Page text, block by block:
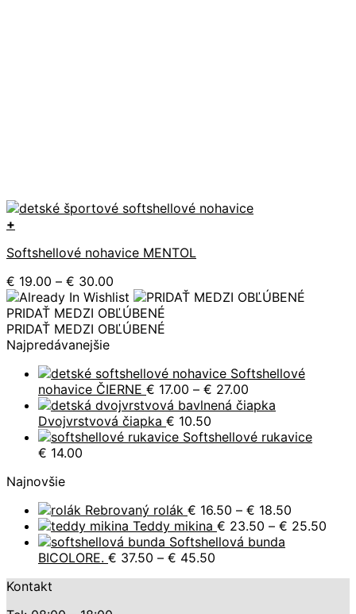
+
produkt
viacero
variantov.
Možnosti
si
môžete
vybrať
stránke
produktu.
Softshellové nohavice MENTOL
€ 19.00 – € 30.00
range:
€ 19.00
through
PRIDAŤ MEDZI OBĽÚBENÉ
PRIDAŤ MEDZI OBĽÚBENÉ
Najpredávanejšie
Softshellové
nohavice ČIERNE € 17.00 – € 27.00
range:
through
Dvojvrstvová čiapka € 10.50
Softshellové rukavice
€ 14.00
Najnovšie
Rebrovaný rolák € 16.50 – € 18.50
range:
Teddy mikina € 23.50 – € 25.50
Softshellová bunda
BICOLORE. € 37.50 – € 45.50
Kontakt